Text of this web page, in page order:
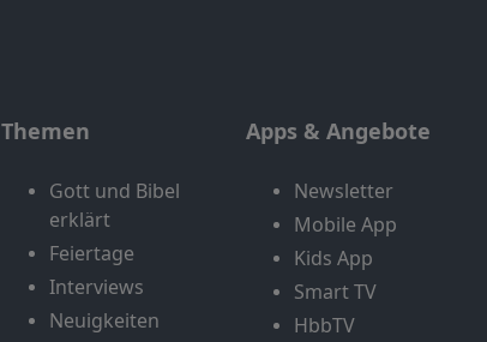
Themen
Gott und Bibel
erklärt
Feiertage
Interviews
Neuigkeiten
Apps & Angebote
Newsletter
Mobile App
Kids App
Smart TV
HbbTV